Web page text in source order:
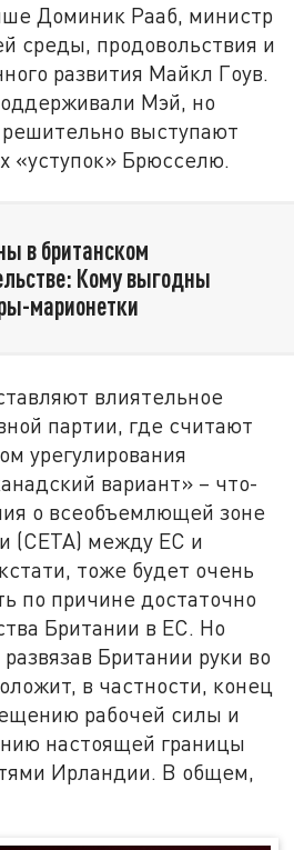
Доминик Рааб, министр
среды, продовольствия и
развития Майкл Гоув.
Мэй, но
выступают
«уступок» Брюсселю.
в британском
Кому выгодны
марионетки
влиятельное
партии, где считают
урегулирования
вариант» – что-
о всеобъемлющей зоне
(СЕТА) между ЕС и
тоже будет очень
по причине достаточно
Британии в ЕС. Но
Британии руки во
в частности, конец
рабочей силы и
настоящей границы
Ирландии. В общем,